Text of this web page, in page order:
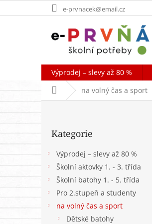
na
e-prvnacek@email.cz
Výprodej – slevy až 80 %
Domů na volný čas a sport
P
kategorie
Kategorie
Výprodej – slevy až 80 %
Školní aktovky 1. - 3. třída
Školní batohy 1. - 5. třída
Pro 2.stupeň a studenty
na volný čas a sport
Dětské batohy